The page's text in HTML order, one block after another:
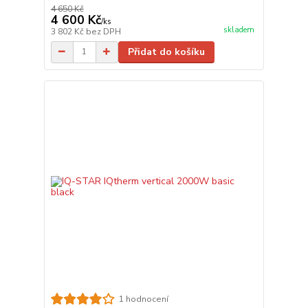
4 650 Kč
4 600 Kč/ks
3 802 Kč bez DPH skladem
Přidat do košíku
1 hodnocení